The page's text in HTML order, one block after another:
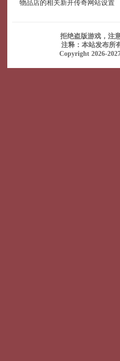
物品店的相关新开传奇网站设置
拒绝盗版游戏，注
注释：本站发布所
Copyright 2026-